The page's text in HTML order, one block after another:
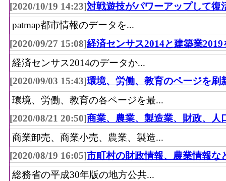
[2020/10/19 14:23]対戦遊技がパワーアップして復
patmap都市情報のデータを...
[2020/09/27 15:08]経済センサス2014と建築業2019
経済センサス2014のデータか...
[2020/09/03 15:43]環境、労働、教育のページを刷
環境、労働、教育の各ページを最...
[2020/08/21 20:50]商業、農業、製造業、財政、人
商業卸売、商業小売、農業、製造...
[2020/08/19 16:05]市町村の財政情報、農業情報な
総務省の平成30年版の地方公共...